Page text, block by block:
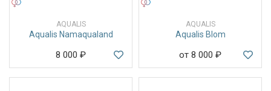
AQUALIS
Aqualis Namaqualand
8 000 ₽
AQUALIS
Aqualis Blom
от 8 000 ₽